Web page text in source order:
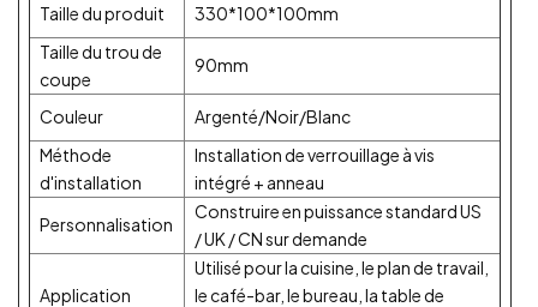
Taille du produit
330*100*100mm
Taille du trou de
coupe
90mm
Couleur
Argenté/Noir/Blanc
Méthode
d'installation
Installation de verrouillage à vis
intégré + anneau
Personnalisation
Construire en puissance standard US
/ UK / CN sur demande
Application
Utilisé pour la cuisine, le plan de travail,
le café-bar, le bureau, la table de